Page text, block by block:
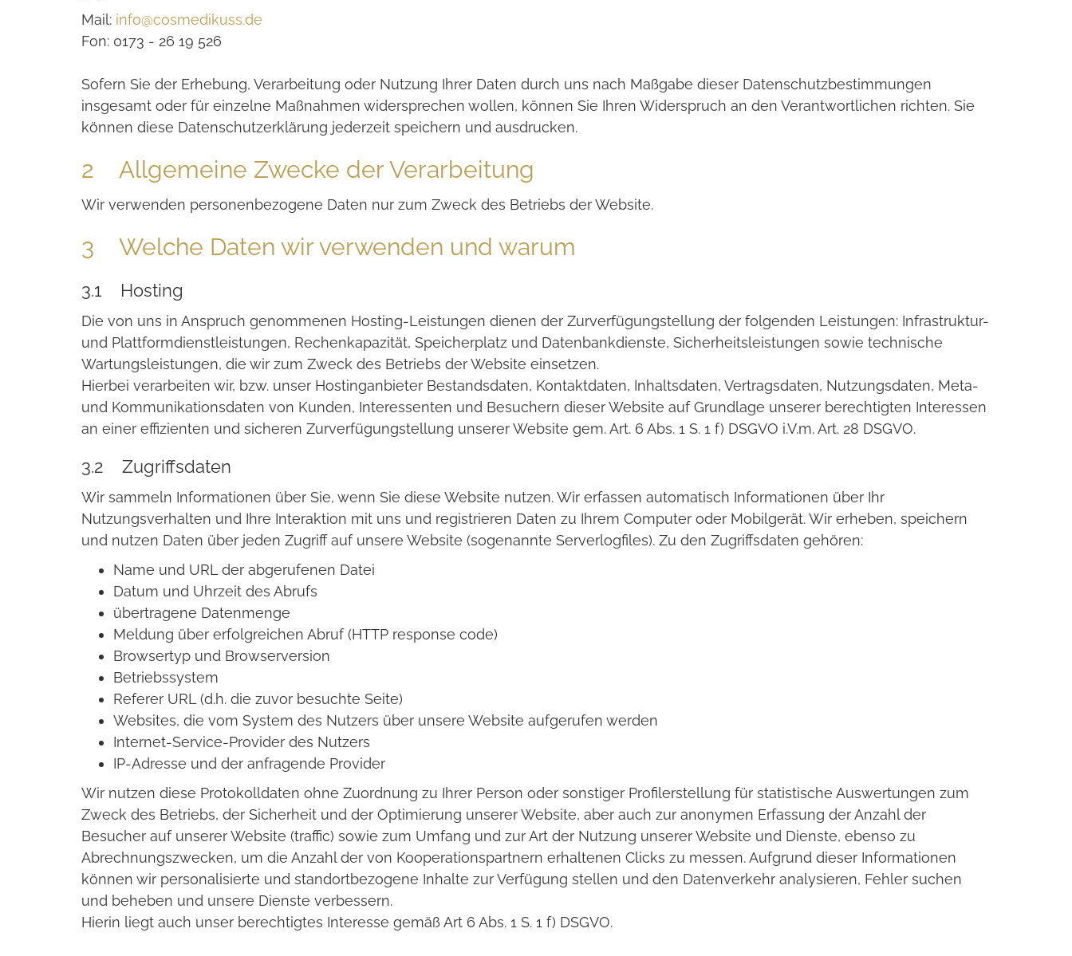
Mail: info@cosmedikuss.de
Fon: 0173 - 26 19 526
Sofern Sie der Erhebung, Verarbeitung oder Nutzung Ihrer Daten durch uns nach Maßgabe dieser Datenschutzbestimmungen
insgesamt oder für einzelne Maßnahmen widersprechen wollen, können Sie Ihren Widerspruch an den Verantwortlichen richten. Sie
können diese Datenschutzerklärung jederzeit speichern und ausdrucken.
2 Allgemeine Zwecke der Verarbeitung
Wir verwenden personenbezogene Daten nur zum Zweck des Betriebs der Website.
3 Welche Daten wir verwenden und warum
3.1 Hosting
Die von uns in Anspruch genommenen Hosting-Leistungen dienen der Zurverfügungstellung der folgenden Leistungen: Infrastruktur-
und Plattformdienstleistungen, Rechenkapazität, Speicherplatz und Datenbankdienste, Sicherheitsleistungen sowie technische
Wartungsleistungen, die wir zum Zweck des Betriebs der Website einsetzen.
Hierbei verarbeiten wir, bzw. unser Hostinganbieter Bestandsdaten, Kontaktdaten, Inhaltsdaten, Vertragsdaten, Nutzungsdaten, Meta-
und Kommunikationsdaten von Kunden, Interessenten und Besuchern dieser Website auf Grundlage unserer berechtigten Interessen
an einer effizienten und sicheren Zurverfügungstellung unserer Website gem. Art. 6 Abs. 1 S. 1 f) DSGVO i.V.m. Art. 28 DSGVO.
3.2 Zugriffsdaten
Wir sammeln Informationen über Sie, wenn Sie diese Website nutzen. Wir erfassen automatisch Informationen über Ihr
Nutzungsverhalten und Ihre Interaktion mit uns und registrieren Daten zu Ihrem Computer oder Mobilgerät. Wir erheben, speichern
und nutzen Daten über jeden Zugriff auf unsere Website (sogenannte Serverlogfiles). Zu den Zugriffsdaten gehören:
Name und URL der abgerufenen Datei
Datum und Uhrzeit des Abrufs
übertragene Datenmenge
Meldung über erfolgreichen Abruf (HTTP response code)
Browsertyp und Browserversion
Betriebssystem
Referer URL (d.h. die zuvor besuchte Seite)
Websites, die vom System des Nutzers über unsere Website aufgerufen werden
Internet-Service-Provider des Nutzers
IP-Adresse und der anfragende Provider
Wir nutzen diese Protokolldaten ohne Zuordnung zu Ihrer Person oder sonstiger Profilerstellung für statistische Auswertungen zum
Zweck des Betriebs, der Sicherheit und der Optimierung unserer Website, aber auch zur anonymen Erfassung der Anzahl der
Besucher auf unserer Website (traffic) sowie zum Umfang und zur Art der Nutzung unserer Website und Dienste, ebenso zu
Abrechnungszwecken, um die Anzahl der von Kooperationspartnern erhaltenen Clicks zu messen. Aufgrund dieser Informationen
können wir personalisierte und standortbezogene Inhalte zur Verfügung stellen und den Datenverkehr analysieren, Fehler suchen
und beheben und unsere Dienste verbessern.
Hierin liegt auch unser berechtigtes Interesse gemäß Art 6 Abs. 1 S. 1 f) DSGVO.